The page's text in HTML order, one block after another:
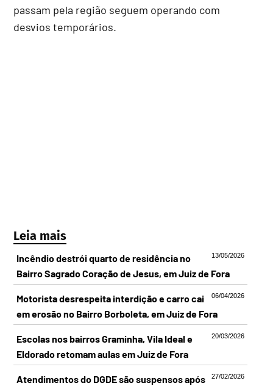
passam pela região seguem operando com
desvios temporários.
Leia mais
13/05/2026
Incêndio destrói quarto de residência no
Bairro Sagrado Coração de Jesus, em Juiz de Fora
06/04/2026
Motorista desrespeita interdição e carro cai
em erosão no Bairro Borboleta, em Juiz de Fora
20/03/2026
Escolas nos bairros Graminha, Vila Ideal e
Eldorado retomam aulas em Juiz de Fora
27/02/2026
Atendimentos do DGDE são suspensos após